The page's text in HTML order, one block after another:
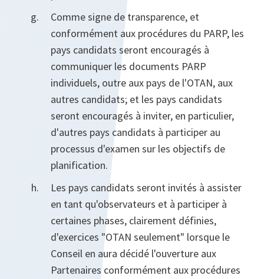
Comme signe de transparence, et
conformément aux procédures du PARP, les
pays candidats seront encouragés à
communiquer les documents PARP
individuels, outre aux pays de l'OTAN, aux
autres candidats; et les pays candidats
seront encouragés à inviter, en particulier,
d'autres pays candidats à participer au
processus d'examen sur les objectifs de
planification.
Les pays candidats seront invités à assister
en tant qu'observateurs et à participer à
certaines phases, clairement définies,
d'exercices "OTAN seulement" lorsque le
Conseil en aura décidé l'ouverture aux
Partenaires conformément aux procédures